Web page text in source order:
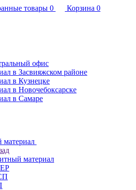
товары 0 Корзина 0
офис
в Засвияжском районе
в Кузнецке
в Новочебоксарске
в Самаре
материал